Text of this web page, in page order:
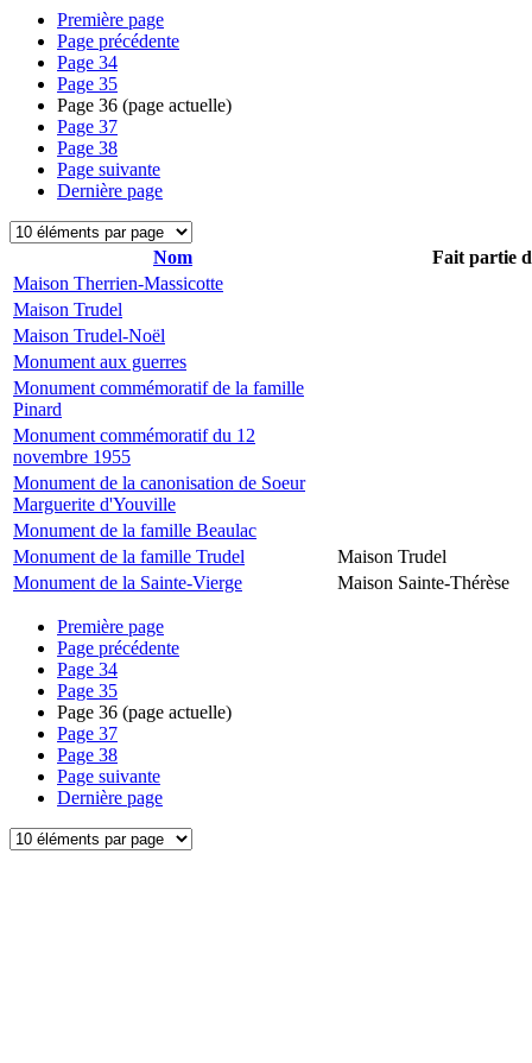
Première page
Page précédente
Page 34
Page 35
Page 36 (page actuelle)
Page 37
Page 38
Page suivante
Dernière page
Nom
Fait partie
Maison Therrien-Massicotte
Maison Trudel
Maison Trudel-Noël
Monument aux guerres
Monument commémoratif de la famille
Pinard
Monument commémoratif du 12
novembre 1955
Monument de la canonisation de Soeur
Marguerite d'Youville
Monument de la famille Beaulac
Monument de la famille Trudel
Maison Trudel
Monument de la Sainte-Vierge
Maison Sainte-Thérèse
Première page
Page précédente
Page 34
Page 35
Page 36 (page actuelle)
Page 37
Page 38
Page suivante
Dernière page